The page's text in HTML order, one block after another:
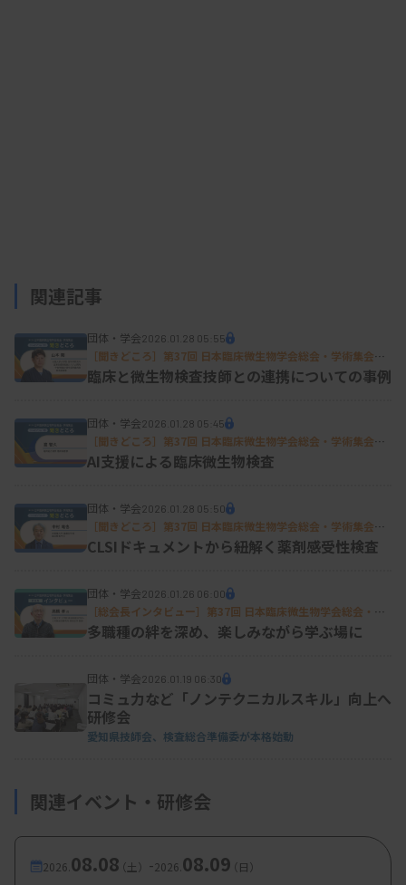
関連記事
団体・学会2026.01.28 05:55
［聞きどころ］第37回 日本臨床微生物学会総会・学術集会特
集
臨床と微生物検査技師との連携についての事例
団体・学会2026.01.28 05:45
［聞きどころ］第37回 日本臨床微生物学会総会・学術集会特
集
AI支援による臨床微生物検査
団体・学会2026.01.28 05:50
［聞きどころ］第37回 日本臨床微生物学会総会・学術集会特
集
CLSIドキュメントから紐解く薬剤感受性検査
団体・学会2026.01.26 06:00
［総会長インタビュー］第37回 日本臨床微生物学会総会・学
術集会特集
多職種の絆を深め、楽しみながら学ぶ場に
団体・学会2026.01.19 06:30
コミュ力など「ノンテクニカルスキル」向上へ
研修会
愛知県技師会、検査総合準備委が本格始動
関連イベント・研修会
2026. 08.08（土） -2026. 08.09（日）